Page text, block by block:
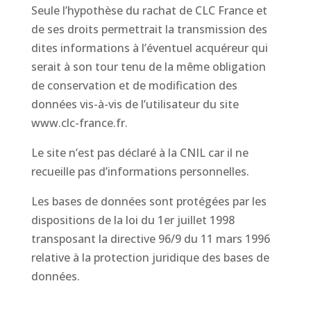
Seule l’hypothèse du rachat de CLC France et
de ses droits permettrait la transmission des
dites informations à l’éventuel acquéreur qui
serait à son tour tenu de la même obligation
de conservation et de modification des
données vis-à-vis de l’utilisateur du site
www.clc-france.fr.
Le site n’est pas déclaré à la CNIL car il ne
recueille pas d’informations personnelles.
Les bases de données sont protégées par les
dispositions de la loi du 1er juillet 1998
transposant la directive 96/9 du 11 mars 1996
relative à la protection juridique des bases de
données.